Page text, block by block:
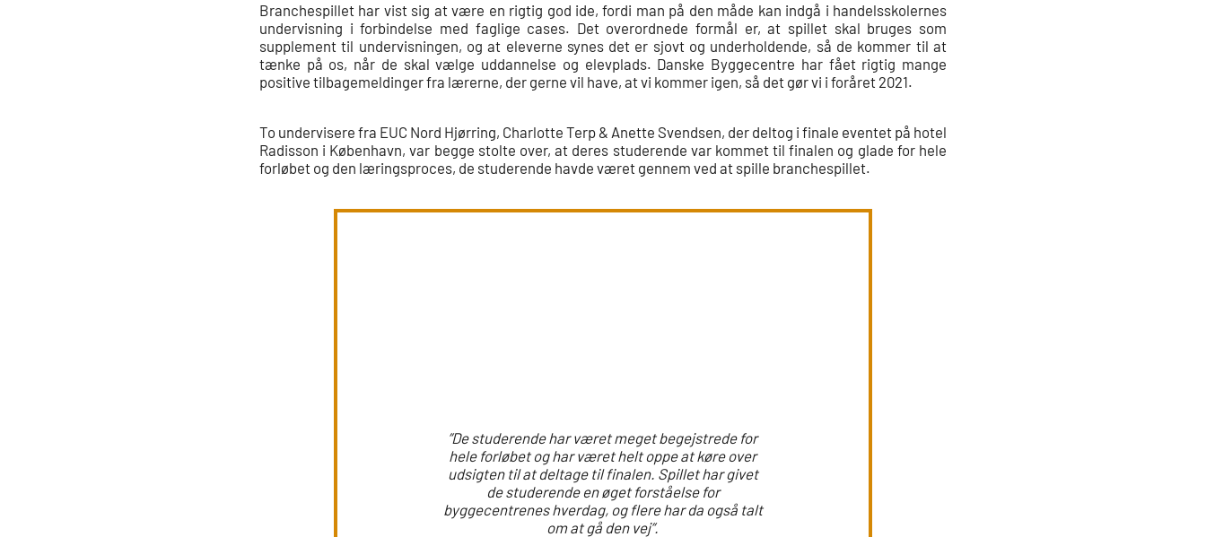
Branchespillet har vist sig at være en rigtig god ide, fordi man på den måde kan indgå i handelsskolernes
undervisning i forbindelse med faglige cases. Det overordnede formål er, at spillet skal bruges som
supplement til undervisningen, og at eleverne synes det er sjovt og underholdende, så de kommer til at
tænke på os, når de skal vælge uddannelse og elevplads. Danske Byggecentre har fået rigtig mange
positive tilbagemeldinger fra lærerne, der gerne vil have, at vi kommer igen, så det gør vi i foråret 2021.
To undervisere fra EUC Nord Hjørring, Charlotte Terp & Anette Svendsen, der deltog i finale eventet på hotel
Radisson i København, var begge stolte over, at deres studerende var kommet til finalen og glade for hele
forløbet og den læringsproces, de studerende havde været gennem ved at spille branchespillet.
”De studerende har været meget begejstrede for
hele forløbet og har været helt oppe at køre over
udsigten til at deltage til finalen. Spillet har givet
de studerende en øget forståelse for
byggecentrenes hverdag, og flere har da også talt
om at gå den vej”.